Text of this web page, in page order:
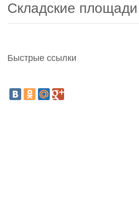
Складские
Быстрые ссылки